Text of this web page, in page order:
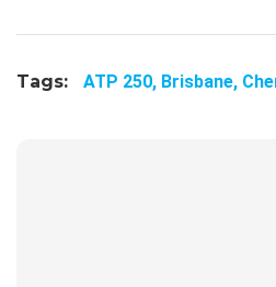
Tags: ATP 250, Brisbane,